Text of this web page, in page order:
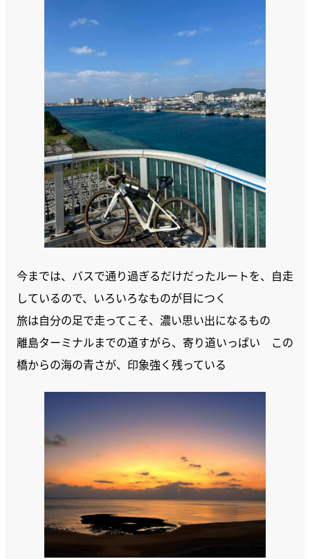
今までは、バスで通り過ぎるだけだったルートを、自走
しているので、いろいろなものが目につく
旅は自分の足で走ってこそ、濃い思い出になるもの
離島ターミナルまでの道すがら、寄り道いっぱい この
橋からの海の青さが、印象強く残っている